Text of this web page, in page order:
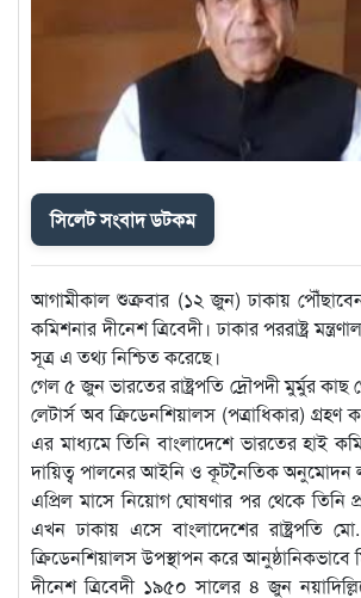
সিলেট সংবাদ ডটকম
আগামীকাল শুক্রবার (১২ জুন) ঢাকায়
কমিশনার দীনেশ ত্রিবেদী। ঢাকার পররাষ্ট্র
সূত্র এ তথ্য নিশ্চিত করেছে।
গেল ৫ জুন ভারতের রাষ্ট্রপতি দ্রৌপদী মুর্মুর কাছ
লেটার্স অব ক্রিডেনশিয়ালস (পত্রাধিকার) গ্রহণ
এর মাধ্যমে তিনি বাংলাদেশে ভারতের হাই
দায়িত্ব পালনের আইনি ও কূটনৈতিক অনুমোদন
এপ্রিল মাসে নিয়োগ ঘোষণার পর থেকে তিনি
এখন ঢাকায় এসে বাংলাদেশের রাষ্ট্রপতি মো.
ক্রিডেনশিয়ালস উপস্থাপন করে
দীনেশ ত্রিবেদী ১৯৫০ সালের ৪ জুন